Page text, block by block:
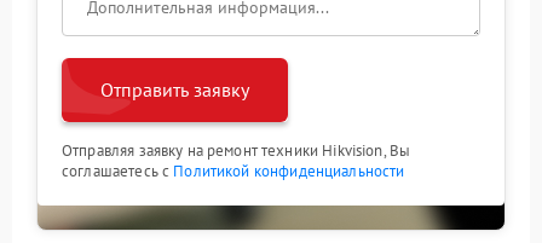
Отправить заявку
Отправляя заявку на ремонт техники Hikvision, Вы
соглашаетесь с Политикой конфиденциальности